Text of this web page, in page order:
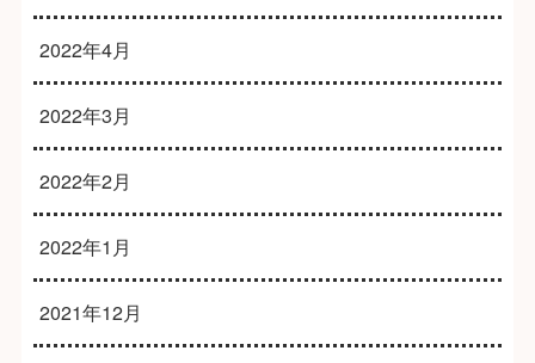
2022年4月
2022年3月
2022年2月
2022年1月
2021年12月